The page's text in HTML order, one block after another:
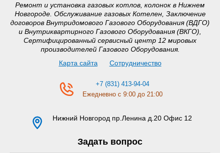
Ремонт и установка газовых котлов, колонок в Нижнем
Новгороде. Обслуживание газовых Котелен, Заключение
договоров Внутридомового Газового Оборудования (ВДГО)
и Внутриквартирного Газового Оборудования (ВКГО),
Сертифицированный сервисный центр 12 мировых
производителей Газового Оборудования.
Карта сайта
Сотрудничество
+7 (831) 413-94-04
Ежедневно с 9:00 до 21:00
Нижний Новгород пр.Ленина д.20 Офис 12
Задать вопрос